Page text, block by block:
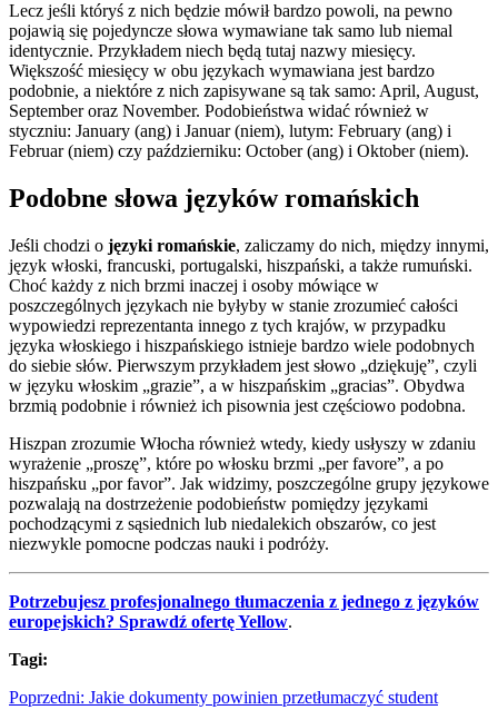
Lecz jeśli któryś z nich będzie mówił bardzo powoli, na pewno
pojawią się pojedyncze słowa wymawiane tak samo lub niemal
identycznie. Przykładem niech będą tutaj nazwy miesięcy.
Większość miesięcy w obu językach wymawiana jest bardzo
podobnie, a niektóre z nich zapisywane są tak samo: April, August,
September oraz November. Podobieństwa widać również w
styczniu: January (ang) i Januar (niem), lutym: February (ang) i
Februar (niem) czy październiku: October (ang) i Oktober (niem).
Podobne słowa języków romańskich
Jeśli chodzi o języki romańskie, zaliczamy do nich, między innymi,
język włoski, francuski, portugalski, hiszpański, a także rumuński.
Choć każdy z nich brzmi inaczej i osoby mówiące w
poszczególnych językach nie byłyby w stanie zrozumieć całości
wypowiedzi reprezentanta innego z tych krajów, w przypadku
języka włoskiego i hiszpańskiego istnieje bardzo wiele podobnych
do siebie słów. Pierwszym przykładem jest słowo „dziękuję”, czyli
w języku włoskim „grazie”, a w hiszpańskim „gracias”. Obydwa
brzmią podobnie i również ich pisownia jest częściowo podobna.
Hiszpan zrozumie Włocha również wtedy, kiedy usłyszy w zdaniu
wyrażenie „proszę”, które po włosku brzmi „per favore”, a po
hiszpańsku „por favor”. Jak widzimy, poszczególne grupy językowe
pozwalają na dostrzeżenie podobieństw pomiędzy językami
pochodzącymi z sąsiednich lub niedalekich obszarów, co jest
niezwykle pomocne podczas nauki i podróży.
Potrzebujesz profesjonalnego tłumaczenia z jednego z języków
europejskich? Sprawdź ofertę Yellow.
Tagi:
Poprzedni: Jakie dokumenty powinien przetłumaczyć student